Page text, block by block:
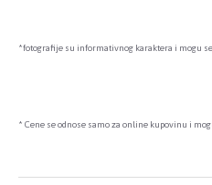
*fotografije su informativnog karaktera i mogu
* Cene se odnose samo za online kupovinu i